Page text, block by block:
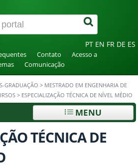
Canais
PT EN FR DE ES
Contato
Acesso a
Comunicação
GRADUAÇÃO > MESTRADO EM ENGENHARIA DE
> ESPECIALIZAÇÃO TÉCNICA DE NÍVEL MÉDIO
MENU
TÉCNICA DE